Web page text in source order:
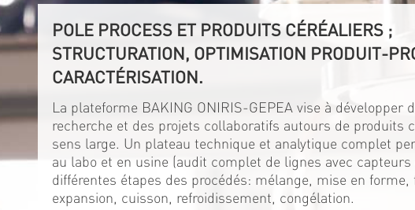
POLE PROCESS ET PRODUITS CÉRÉALIERS ;
STRUCTURATION, OPTIMISATION PRODUIT-
CARACTÉRISATION.
La plateforme BAKING ONIRIS-GEPEA vise à développer
recherche et des projets collaboratifs autours de produits
sens large. Un plateau technique et analytique complet
au labo et en usine (audit complet de lignes avec
différentes étapes des procédés: mélange, mise en
expansion, cuisson, refroidissement, congélation.